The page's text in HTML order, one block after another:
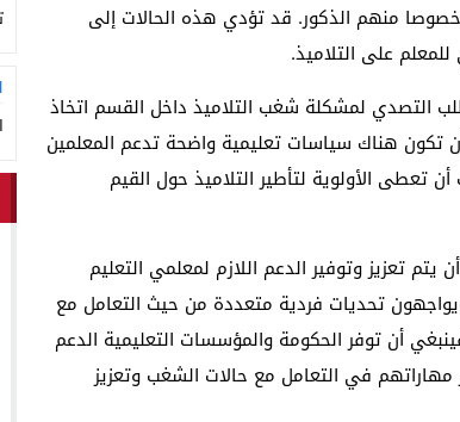
وخصوصا منهم الذكور. قد تؤدي هذه الحالات إلى
للمعلم على التلاميذ.
التصدي لمشكلة شغب التلاميذ داخل القسم اتخاذ
تكون هناك سياسات تعليمية واضحة تدعم المعلمين
تعطى الأولوية لتأطير التلاميذ حول القيم
تعزيز وتوفير الدعم اللازم لمعلمي التعليم
تحديات فردية متعددة من حيث التعامل مع
أن توفر الحكومة والمؤسسات التعليمية الدعم
في التعامل مع حالات الشغب وتعزيز